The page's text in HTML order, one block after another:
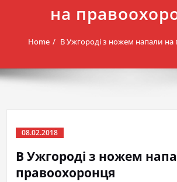
на
Home В Ужгороді з ножем напали
08.02.2018
В Ужгороді з ножем
правоохоронця